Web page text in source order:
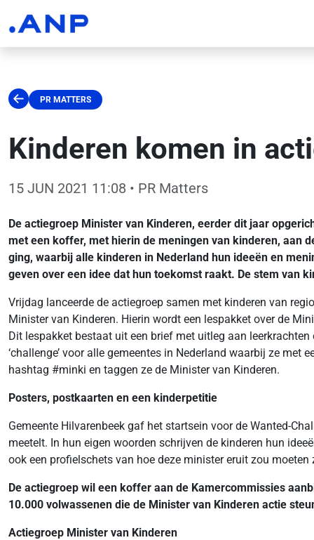
PR MATTERS
Kinderen komen in
15 JUN 2021 11:08 • PR Matters
De actiegroep Minister van Kinderen, eerder dit jaar
met een koffer, met hierin de meningen van kinderen, aan
ging, waarbij alle kinderen in Nederland hun ideeën en
geven over een idee dat hun toekomst raakt. De stem van
Vrijdag lanceerde de actiegroep samen met kinderen van
Minister van Kinderen. Hierin wordt een lespakket over de
Dit lespakket bestaat uit een brief met uitleg aan
‘challenge’ voor alle gemeentes in Nederland waarbij ze
hashtag #minki en taggen ze de Minister van Kinderen.
Posters, postkaarten en een kinderpetitie
Gemeente Hilvarenbeek gaf het startsein voor de Wanted-
meetelt. In hun eigen woorden schrijven de kinderen hun
ook een profielschets van hoe deze minister eruit zou
De actiegroep wil een koffer aan de Kamercommissies
10.000 volwassenen die de Minister van Kinderen actie
Actiegroep Minister van Kinderen